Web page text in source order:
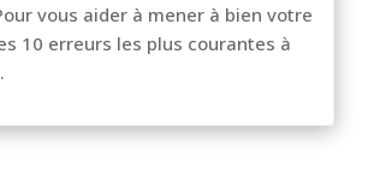
vous aider à mener à bien votre
10 erreurs les plus courantes à